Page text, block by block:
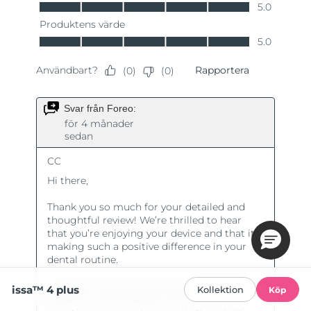
issa™ 4 plus Kollektion Köp